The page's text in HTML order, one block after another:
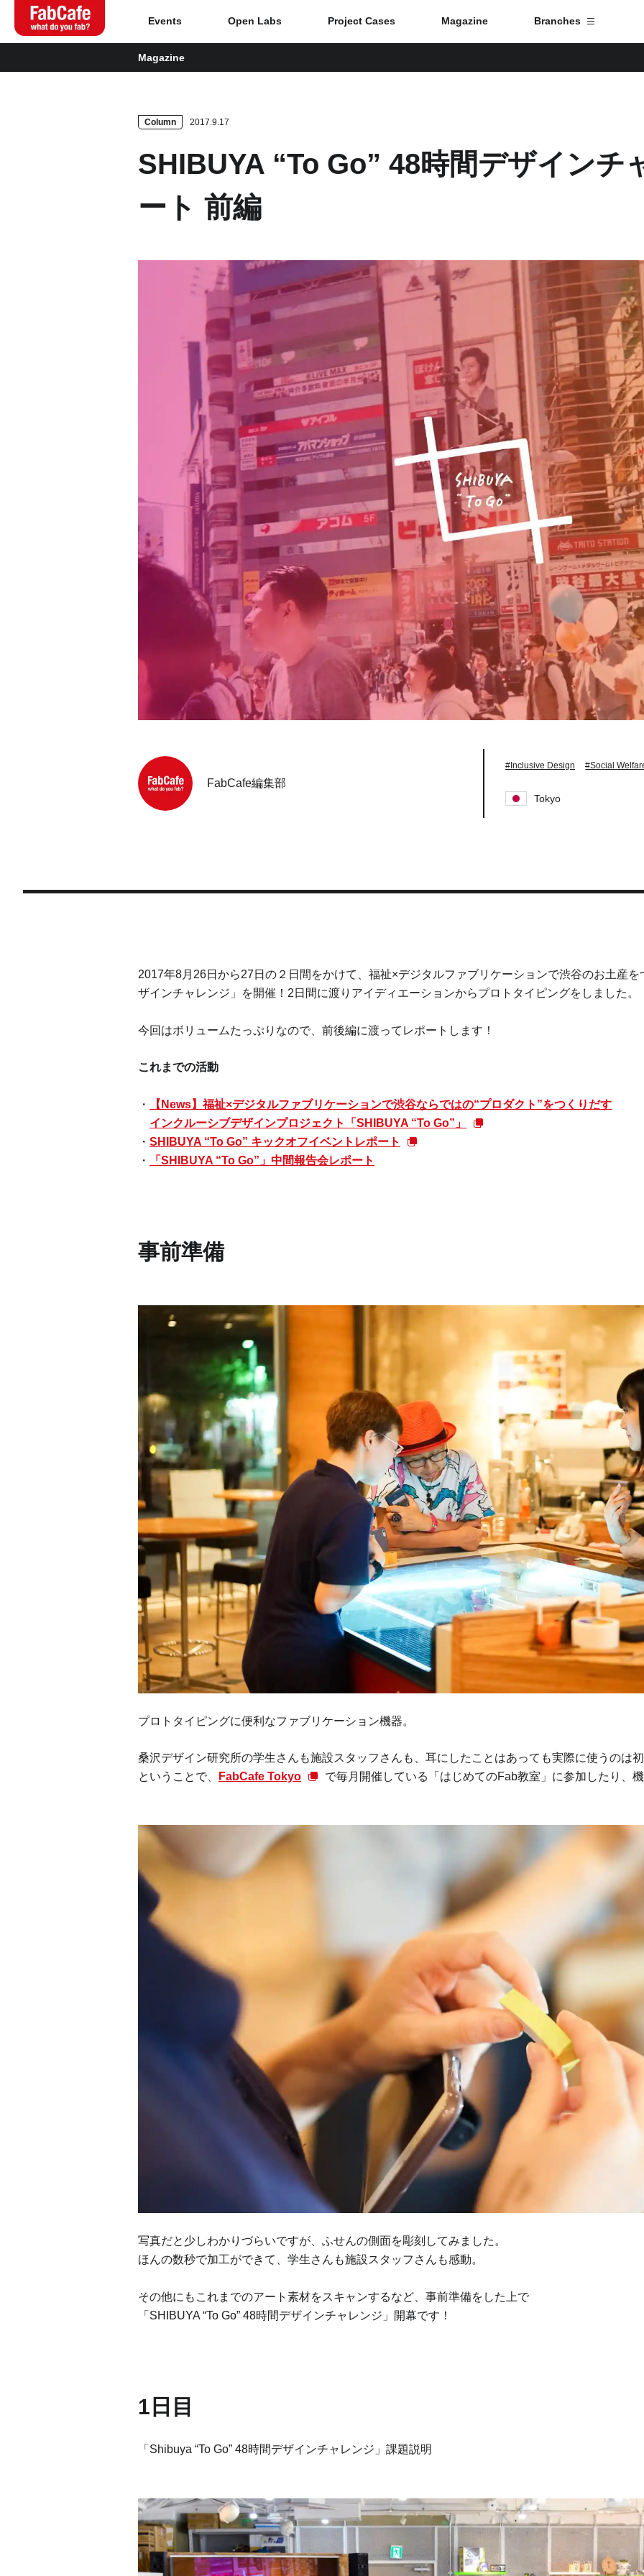
Global
Home
About
Events
Open Labs
Project Cases
Contact
Branch List
Fuji
Osaka
Chiba
Events Open Labs Project Cases Magazine Branches
Magazine
Column 2017.9.17
SHIBUYA “To Go” 48時間デザインチ
ート 前編
FabCafe編集部
#Inclusive Design #Social
Tokyo
2017年8月26日から27日の２日間をかけて、福祉×デジタルファブリケーションで渋谷のお土産を
ザインチャレンジ」を開催！2日間に渡りアイディエーションからプロトタイピングをしました。
今回はボリュームたっぷりなので、前後編に渡ってレポートします！
これまでの活動
【News】福祉×デジタルファブリケーションで渋谷ならではの“プロダクト”をつくりだす
インクルーシブデザインプロジェクト「SHIBUYA “To Go”」
SHIBUYA “To Go” キックオフイベントレポート
「SHIBUYA “To Go”」中間報告会レポート
事前準備
プロトタイピングに便利なファブリケーション機器。
桑沢デザイン研究所の学生さんも施設スタッフさんも、耳にしたことはあっても実際に使うのは
ということで、
FabCafe Tokyo で毎月開催している「はじめてのFab教室」に参加したり、
写真だと少しわかりづらいですが、ふせんの側面を彫刻してみました。
ほんの数秒で加工ができて、学生さんも施設スタッフさんも感動。
その他にもこれまでのアート素材をスキャンするなど、事前準備をした上で
「SHIBUYA “To Go” 48時間デザインチャレンジ」開幕です！
1日目
「Shibuya “To Go” 48時間デザインチャレンジ」課題説明